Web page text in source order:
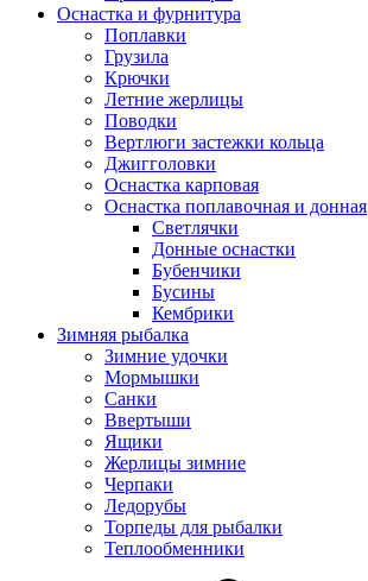
Оснастка и фурнитура
Поплавки
Грузила
Крючки
Летние жерлицы
Поводки
Вертлюги застежки кольца
Джигголовки
Оснастка карповая
Оснастка поплавочная и донная
Светлячки
Донные оснастки
Бубенчики
Бусины
Кембрики
Зимняя рыбалка
Зимние удочки
Мормышки
Санки
Ввертыши
Ящики
Жерлицы зимние
Черпаки
Ледорубы
Торпеды для рыбалки
Теплообменники